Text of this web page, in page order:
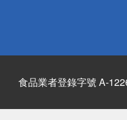
食品業者登錄字號 A-